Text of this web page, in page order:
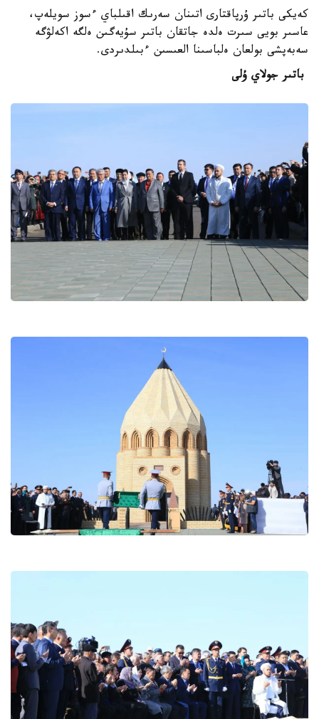
كەيكى باتىر ۇرپاقتارى اتىنان سەرىك اقىلباي ءسوز سويلەپ،
عاسىر بويى سىرت ەلدە جاتقان باتىر سۇيەگىن ەلگە اكەلۋگە
سەبەپشى بولعان ەلباسىنا العىسىن ءبىلدىردى.
باتىر جولاي ۇلى